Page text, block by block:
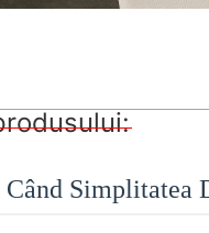
Simplitatea